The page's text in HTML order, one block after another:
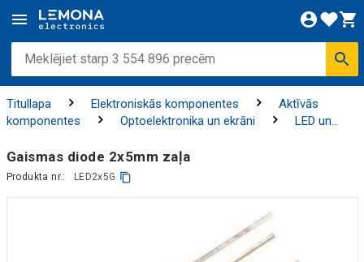
Titullapa Elektroniskās komponentes
Aktīvās
komponentes
Optoelektronika un ekrāni
LED un
Gaismas diode 2x5mm zaļa
Produkta nr.: LED2x5G